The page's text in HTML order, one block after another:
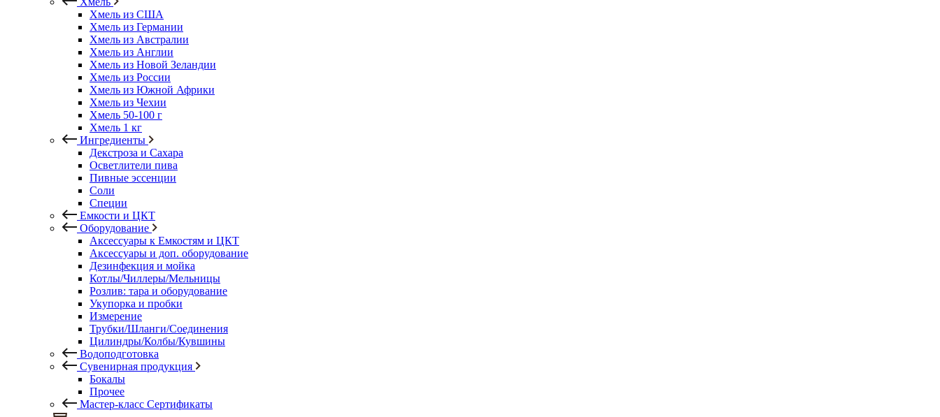
Хмель из США
Хмель из Германии
Хмель из Австралии
Хмель из Англии
Хмель из Новой Зеландии
Хмель из России
Хмель из Южной Африки
Хмель из Чехии
Хмель 50-100 г
Хмель 1 кг
Ингредиенты
Декстроза и Сахара
Осветлители пива
Пивные эссенции
Соли
Специи
Емкости и ЦКТ
Оборудование
Аксессуары к Емкостям и ЦКТ
Аксессуары и доп. оборудование
Дезинфекция и мойка
Котлы/Чиллеры/Мельницы
Розлив: тара и оборудование
Укупорка и пробки
Измерение
Трубки/Шланги/Соединения
Цилиндры/Колбы/Кувшины
Водоподготовка
Сувенирная продукция
Бокалы
Прочее
Мастер-класс Сертификаты